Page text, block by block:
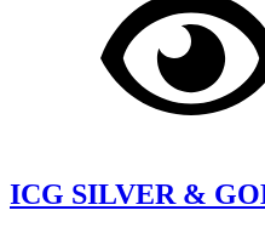
ICG SILVER &